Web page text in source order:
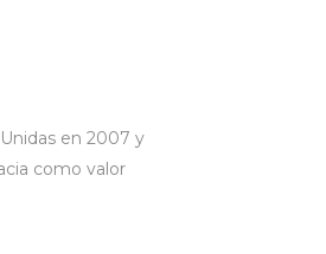
en 2007 y
como valor